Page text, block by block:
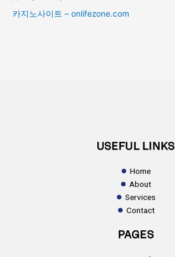
카지노사이트 – onlifezone.com
USEFUL LINKS
Home
About
Services
Contact
PAGES